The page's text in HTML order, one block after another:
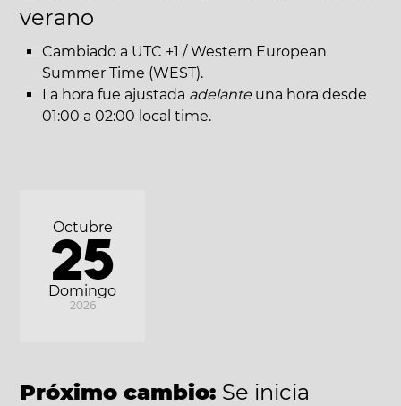
verano
Cambiado a UTC +1 / Western European
Summer Time (WEST).
La hora fue ajustada adelante una hora desde
01:00 a 02:00 local time.
Domingo
Octubre
25
2026
Próximo cambio: Se inicia